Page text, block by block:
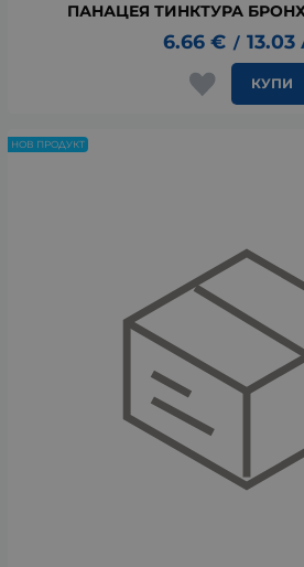
ПАНАЦЕЯ ТИНКТУРА
6.66 € / 13.03
КУПИ
НОВ ПРОДУКТ